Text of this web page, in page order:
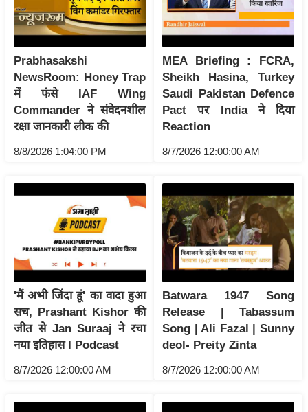
ग
त
बॉ
ली
वु
ड
हॉ
फि
मी
क्षा
B
r
e
a
k
n
Prabhasakshi
NewsRoom: Honey Trap
में फंसे IAF Wing
Commander ने संवेदनशील
रक्षा जानकारी लीक की
8/8/2026 1:04:00 PM
MEA Briefing : FCRA,
Sheikh Hasina, Turkey
Saudi Pakistan Defence
Pact पर India ने दिया
Reaction
8/7/2026 12:00:00 AM
'मैं अभी जिंदा हूं' का वादा हुआ
सच, Prashant Kishor की
जीत से Jan Suraaj ने रचा
नया इतिहास I Podcast
8/7/2026 12:00:00 AM
Batwara 1947 Song
Release | Tabassum
Song | Ali Fazal | Sunny
deol- Preity Zinta
8/7/2026 12:00:00 AM